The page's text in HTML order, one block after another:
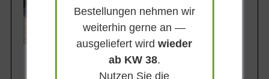
Sonnig-halbschattig
Lieferbar
Bestellungen nehmen wir
weiterhin gerne an —
ausgeliefert wirdwieder
ab KW 38.
Nutzen Sie die